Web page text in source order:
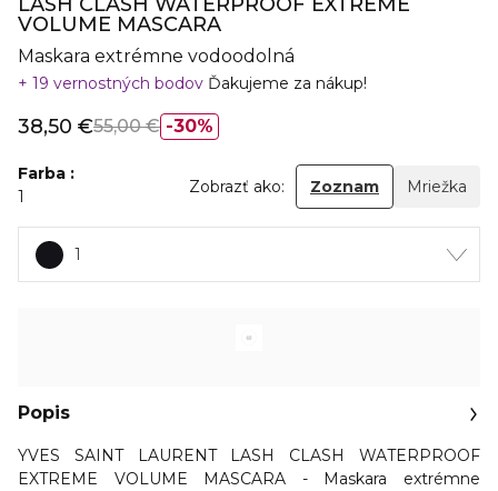
VOLUME MASCARA
Maskara extrémne vodoodolná
19 vernostných bodov Ďakujeme za nákup!
30%
38,50 €55,00 €
Farba
1
Zobrazť ako: Zoznam Mriežka
1
Popis
YVES SAINT LAURENT LASH CLASH WATERPROOF
EXTREME VOLUME MASCARA - Maskara extrémne